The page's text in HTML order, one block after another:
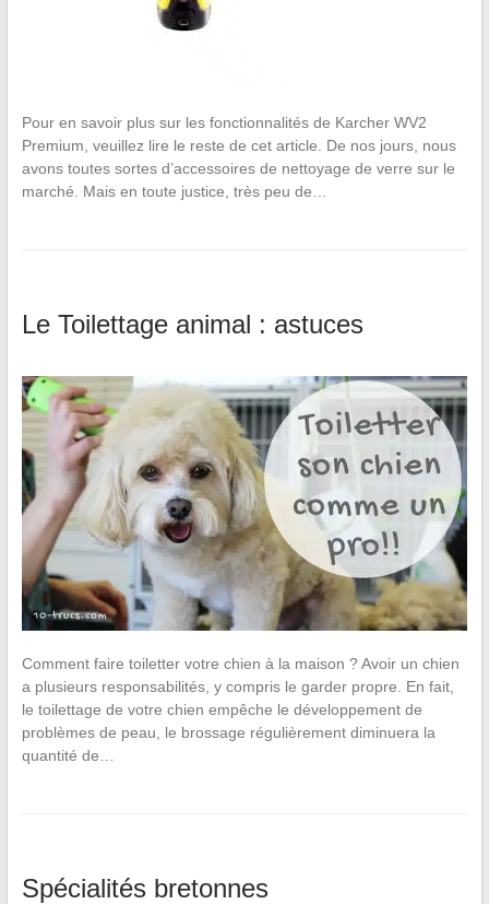
Pour en savoir plus sur les fonctionnalités de Karcher WV2
Premium, veuillez lire le reste de cet article. De nos jours, nous
avons toutes sortes d’accessoires de nettoyage de verre sur le
marché. Mais en toute justice, très peu de…
Le Toilettage animal : astuces
Comment faire toiletter votre chien à la maison ? Avoir un chien
a plusieurs responsabilités, y compris le garder propre. En fait,
le toilettage de votre chien empêche le développement de
problèmes de peau, le brossage régulièrement diminuera la
quantité de…
Spécialités bretonnes